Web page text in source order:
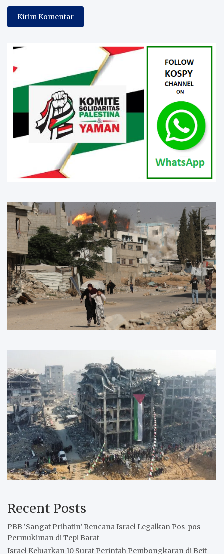
Recent Posts
PBB ‘Sangat Prihatin’ Rencana Israel Legalkan Pos-pos
Permukiman di Tepi Barat
Israel Keluarkan 10 Surat Perintah Pembongkaran di Beit